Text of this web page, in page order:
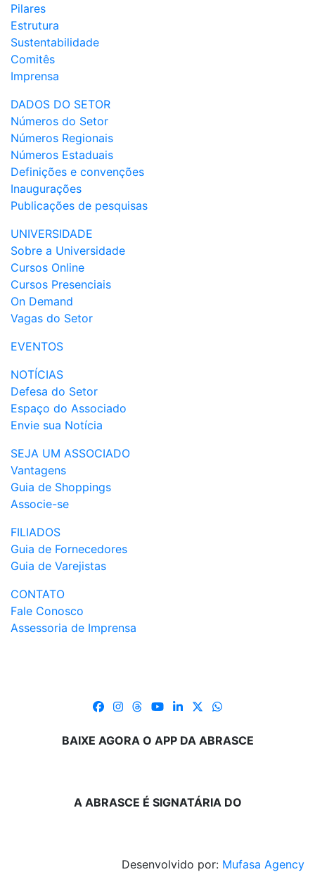
Pilares
Estrutura
Sustentabilidade
Comitês
Imprensa
DADOS DO SETOR
Números do Setor
Números Regionais
Números Estaduais
Definições e convenções
Inaugurações
Publicações de pesquisas
UNIVERSIDADE
Sobre a Universidade
Cursos Online
Cursos Presenciais
On Demand
Vagas do Setor
EVENTOS
NOTÍCIAS
Defesa do Setor
Espaço do Associado
Envie sua Notícia
SEJA UM ASSOCIADO
Vantagens
Guia de Shoppings
Associe-se
FILIADOS
Guia de Fornecedores
Guia de Varejistas
CONTATO
Fale Conosco
Assessoria de Imprensa
BAIXE AGORA O APP DA ABRASCE
A ABRASCE É SIGNATÁRIA DO
Desenvolvido por: Mufasa Agency